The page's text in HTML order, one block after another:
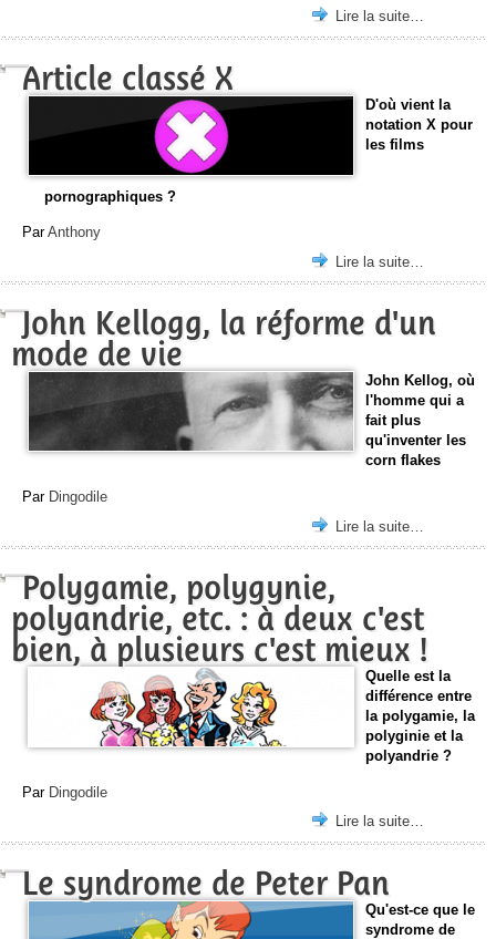
Lire la suite…
Article classé X
D'où vient la
notation X pour
les films
pornographiques ?
ParAnthony
Lire la suite…
John Kellogg, la réforme d'un
mode de vie
John Kellog, où
l'homme qui a
fait plus
qu'inventer les
corn flakes
Par Dingodile
Lire la suite…
Polygamie, polygynie,
polyandrie, etc. : à deux c'est
bien, à plusieurs c'est mieux !
Quelle est la
différence entre
la polygamie, la
polyginie et la
polyandrie ?
Par Dingodile
Lire la suite…
Le syndrome de Peter Pan
Qu'est-ce que le
syndrome de